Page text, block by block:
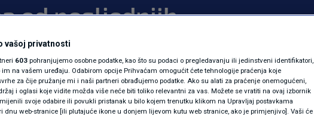
MAGAZIN
KOLUMNE
N1(DIS)INFO
od posljednjih
holokaust
0 komentara
vašoj privatnosti
603 pohranjujemo osobne podatke, kao što su podaci o pregledavanju ili jedinstveni identifikatori,
na vašem uređaju. Odabirom opcije Prihvaćam omogućit ćete tehnologije praćenja koje
za čije pružanje mi i naši partneri obrađujemo podatke. Ako su alati za praćenje onemogućeni,
i oglasi koje vidite možda više neće biti toliko relevantni za vas. Možete se vratiti na ovaj izbornik
svoje odabire ili povukli pristanak u bilo kojem trenutku klikom na Upravljaj postavkama
dnu web-stranice [ili plutajuće ikone u donjem lijevom kutu web stranice, ako je primjenjivo]. Vaši će